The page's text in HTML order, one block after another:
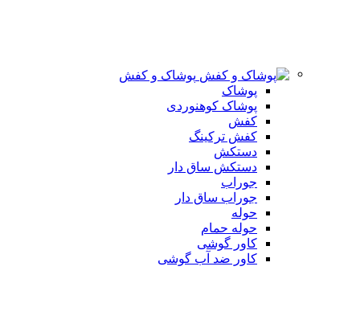
پوشاک و کفش
پوشاک
پوشاک کوهنوردی
کفش
کفش ترکینگ
دستکش
دستکش ساق دار
جوراب
جوراب ساق دار
حوله
حوله حمام
کاور گوشی
کاور ضد آب گوشی